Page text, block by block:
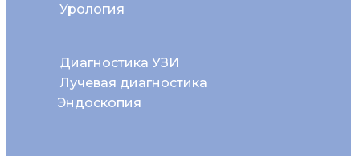
Диагностика УЗИ
Эндоскопия
Урология
Лучевая диагностика